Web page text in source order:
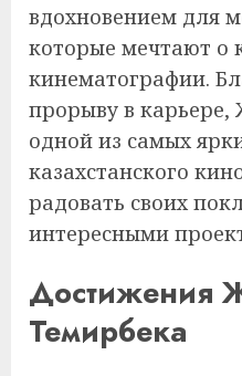
вдохновением для
которые мечтают о
кинематографии.
прорыву в карьере,
одной из самых
казахстанского
радовать своих
интересными
Достижения
Темирбека